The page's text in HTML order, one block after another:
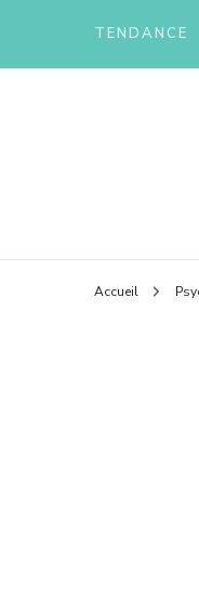
TENDANCE
Accueil